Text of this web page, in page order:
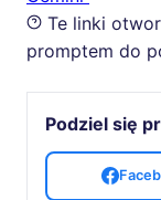
Te linki
promptem do
Podziel się